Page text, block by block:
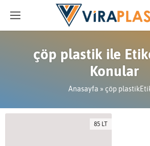
çöp plastik ile
Konular
Anasayfa » çöp
85 LT